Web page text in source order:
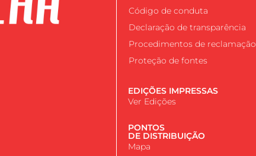
Código de conduta
Declaração de transparência
Procedimentos de reclamação
Proteção de fontes
EDIÇÕES IMPRESSAS
Ver Edições
PONTOS
DE DISTRIBUIÇÃO
Mapa